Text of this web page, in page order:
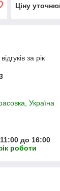
Ціну
за рік
Україна
до 16:00
роботи